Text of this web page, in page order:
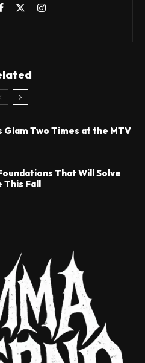
Glam Two Times at the MTV
That Will Solve
This Fall